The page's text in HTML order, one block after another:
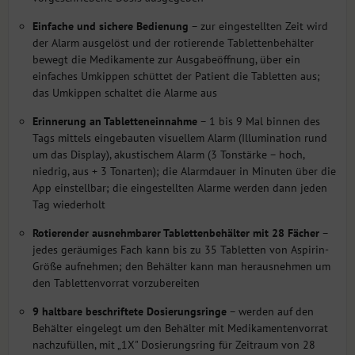
Einfache und sichere Bedienung – zur eingestellten Zeit wird
der Alarm ausgelöst und der rotierende Tablettenbehälter
bewegt die Medikamente zur Ausgabeöffnung, über ein
einfaches Umkippen schüttet der Patient die Tabletten aus;
das Umkippen schaltet die Alarme aus
Erinnerung an Tabletteneinnahme – 1 bis 9 Mal binnen des
Tags mittels eingebauten visuellem Alarm (Illumination rund
um das Display), akustischem Alarm (3 Tonstärke – hoch,
niedrig, aus + 3 Tonarten); die Alarmdauer in Minuten über die
App einstellbar; die eingestellten Alarme werden dann jeden
Tag wiederholt
Rotierender ausnehmbarer Tablettenbehälter mit 28 Fächer –
jedes geräumiges Fach kann bis zu 35 Tabletten von Aspirin-
Größe aufnehmen; den Behälter kann man herausnehmen um
den Tablettenvorrat vorzubereiten
9 haltbare beschriftete Dosierungsringe – werden auf den
Behälter eingelegt um den Behälter mit Medikamentenvorrat
nachzufüllen, mit „1X" Dosierungsring für Zeitraum von 28